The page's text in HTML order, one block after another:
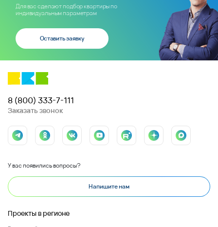
Для вас сделают подбор квартиры по
индивидуальным параметрам
Оставить заявку
8 (800) 333-7-111
Заказать звонок
У вас появились вопросы?
Напишите нам
Проекты в регионе